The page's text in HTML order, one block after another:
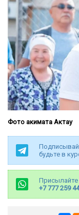
Фото акимата Актау
будьте в
Присылайте
+7 777 259